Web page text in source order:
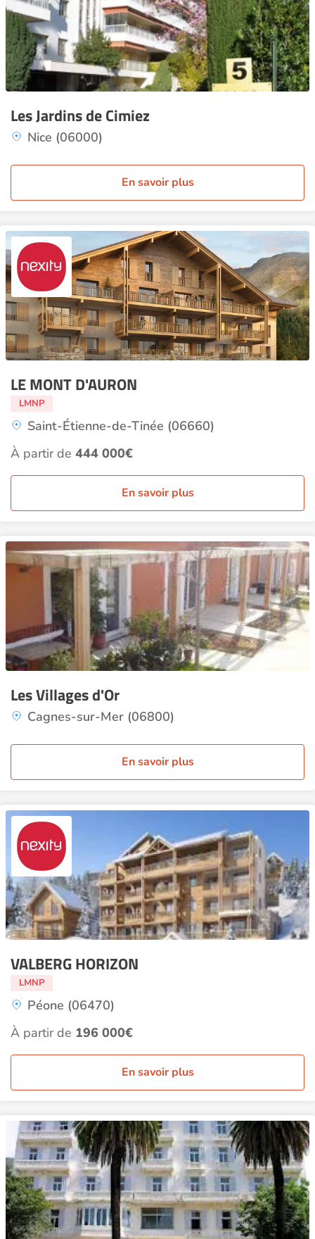
Les Jardins de Cimiez
Nice (06000)
En savoir plus
LE MONT D'AURON
LMNP
Saint-Étienne-de-Tinée (06660)
À partir de 444 000€
En savoir plus
Les Villages d'Or
Cagnes-sur-Mer (06800)
En savoir plus
VALBERG HORIZON
LMNP
Péone (06470)
À partir de 196 000€
En savoir plus